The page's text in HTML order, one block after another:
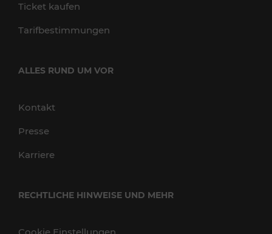
Ticket kaufen
Tarifbestimmungen
ALLES RUND UM VOR
Kontakt
Presse
Karriere
RECHTLICHE HINWEISE UND MEHR